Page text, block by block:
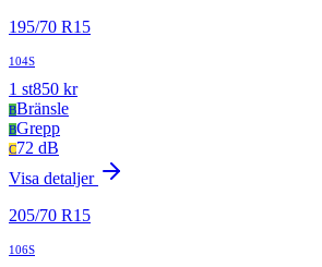
195/70 R15
104S
1 st850 kr
BBränsle
BGrepp
C72 dB
Visa detaljer
205/70 R15
106S